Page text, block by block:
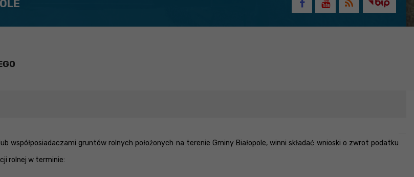
współposiadaczami gruntów rolnych położonych na terenie Gminy Białopole, winni składać wnioski o zwrot podatku
rolnej w terminie: